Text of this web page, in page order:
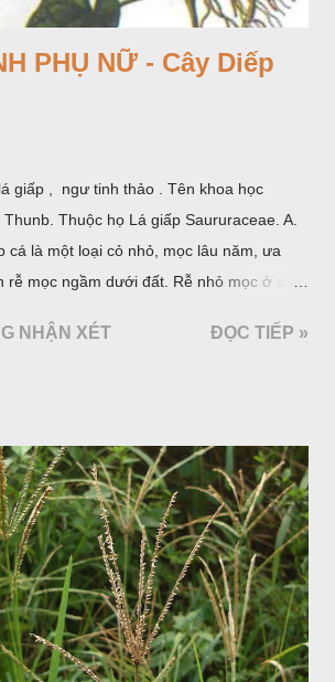
PHỤ NỮ - Cây Diếp
giấp , ngư tinh thảo . Tên khoa học
Thuộc họ Lá giấp Saururaceae. A.
cá là một loại cỏ nhỏ, mọc lâu năm, ưa
rễ mọc ngầm dưới đất. Rễ nhỏ mọc ở các
hơi nhọn hay nhọn hẳn. Hoa nhỏ màu
vào các tháng 5-8. (Hình dưới).
NHẬN XÉT ĐỌC TIẾP »